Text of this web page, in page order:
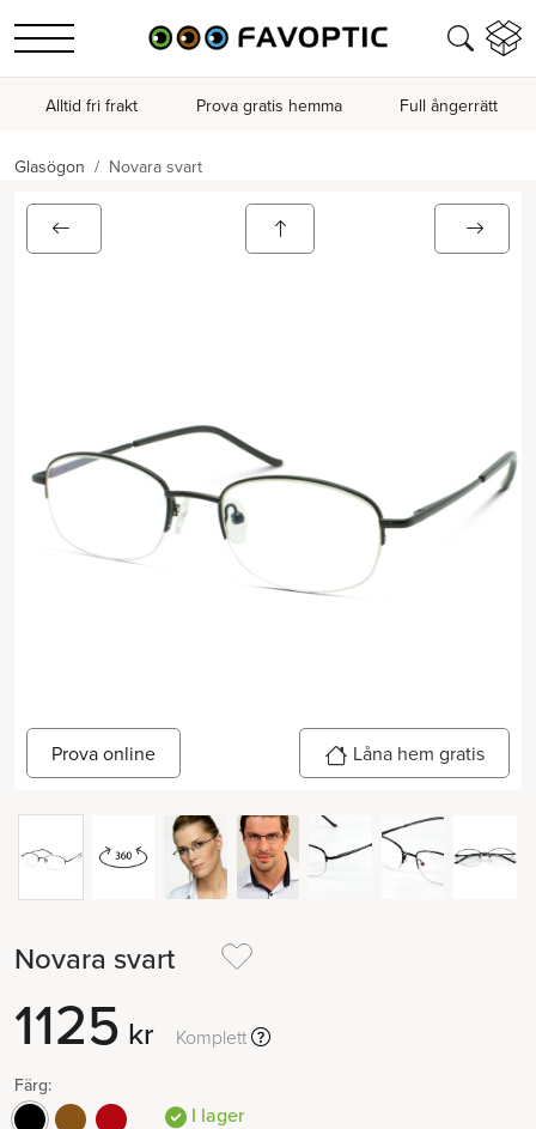
Alltid fri frakt Prova gratis hemma Full ångerrätt
Glasögon Novara svart
Prova online Låna hem gratis
Novara svart
1125 kr Komplett
Färg:
I lager